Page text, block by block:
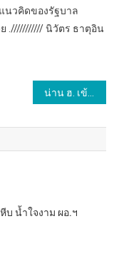
นวคิดของรัฐบาล
./////////// นิวัตร ธาตุอิน
น้ำใจงาม ผอ.ฯ